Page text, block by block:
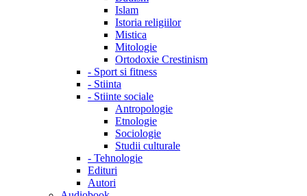
Islam
Istoria religiilor
Mistica
Mitologie
Ortodoxie Crestinism
- Sport si fitness
- Stiinta
- Stiinte sociale
Antropologie
Etnologie
Sociologie
Studii culturale
- Tehnologie
Edituri
Autori